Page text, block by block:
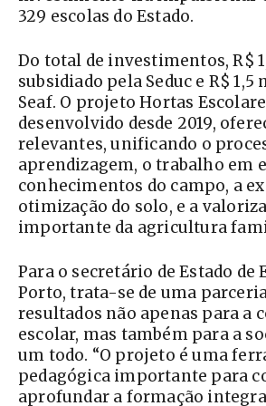
329 escolas do Estado.
Do total de investimentos, R$
subsidiado pela Seduc e R$
Seaf. O projeto Hortas
desenvolvido desde 2019,
relevantes, unificando o
aprendizagem, o trabalho em
conhecimentos do campo, a
otimização do solo, e a
importante da agricultura
Para o secretário de Estado de
Porto, trata-se de uma
resultados não apenas para a
escolar, mas também para a
um todo. “O projeto é uma
pedagógica importante para
aprofundar a formação